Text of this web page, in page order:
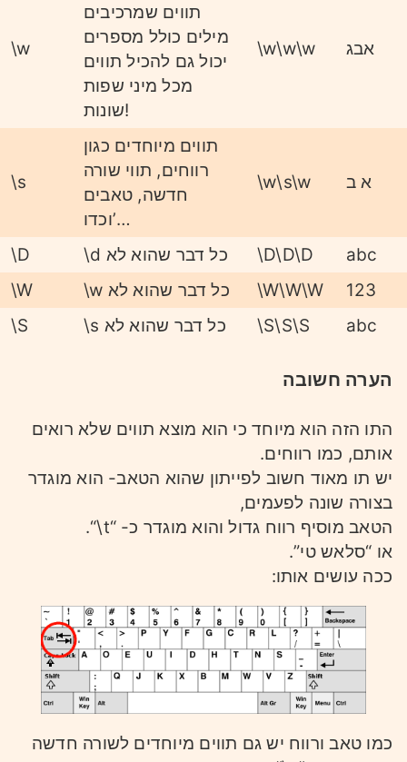
\w
תווים שמרכיבים
מילים כולל מספרים
יכול גם להכיל תווים
מכל מיני שפות
שונות!
\w\w\w אבג
\s
תווים מיוחדים כגון
רווחים, תווי שורה
חדשה, טאבים
וכדו’…
\w\s\w א ב
\D \d כל דבר שהוא לא \D\D\D
abc
\W
\w כל דבר שהוא לא \W\W\W
123
\S
\s כל דבר שהוא לא \S\S\S abc
הערה חשובה
התו הזה הוא מיוחד כי הוא מוצא תווים שלא רואים
אותם, כמו רווחים.
יש תו מאוד חשוב לפייתון שהוא הטאב- הוא מוגדר
בצורה שונה לפעמים,
הטאב מוסיף רווח גדול והוא מוגדר כ- “t\“.
או “סלאש טי”.
ככה עושים אותו:
כמו טאב ורווח יש גם תווים מיוחדים לשורה חדשה